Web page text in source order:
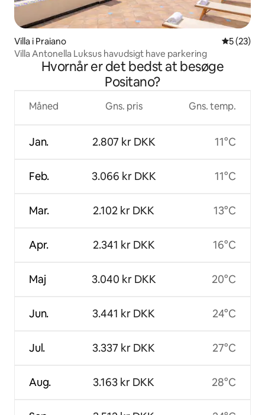
Villa i Praiano 5 ud af 5 i
5 (23)
Villa Antonella Luksus havudsigt have parkering
Hvornår er det bedst at besøge
Positano?
Måned
Jan.
Feb.
Mar.
Apr.
Maj
Jun.
Jul.
Aug.
Gns. pris
2.807 kr DKK
3.066 kr DKK
2.102 kr DKK
2.341 kr DKK
3.040 kr DKK
3.441 kr DKK
3.337 kr DKK
3.163 kr DKK
Gns. temp.
11°C
11°C
13°C
16°C
20°C
24°C
27°C
28°C